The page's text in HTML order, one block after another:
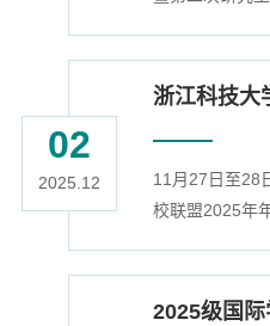
部、研工部、
区）团委书记
张日向代表学
贺，对学校过
作...
11月27日至28
校联盟2025年
任、中本专业
科技大学与中
02
2025.12